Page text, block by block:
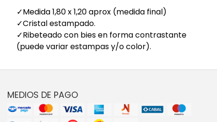
✓Medida 1,80 x 1,20 aprox (medida final)
✓Cristal estampado.
✓Ribeteado con bies en forma contrastante
(puede variar estampas y/o color).
MEDIOS DE PAGO